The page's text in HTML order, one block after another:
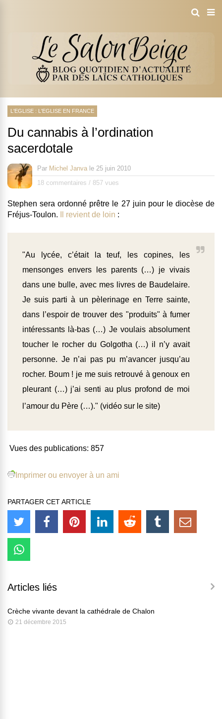
L'EGLISE : L'EGLISE EN FRANCE
Du cannabis à l’ordination
sacerdotale
Par Michel Janva le 25 juin 2010
18 commentaires / 857 vues
Stephen sera ordonné prêtre le 27 juin pour le diocèse de
Fréjus-Toulon.
Il revient de loin :
"Au lycée, c’était la teuf, les copines, les
mensonges envers les parents (…) je vivais
dans une bulle, avec mes livres de Baudelaire.
Je suis parti à un pèlerinage en Terre sainte,
dans l’espoir de trouver des "produits" à fumer
intéressants là-bas (…) Je voulais absolument
toucher le rocher du Golgotha (…) il n’y avait
personne. Je n’ai pas pu m’avancer jusqu’au
rocher. Boum ! je me suis retrouvé à genoux en
pleurant (…) j’ai senti au plus profond de moi
l’amour du Père (…)." (vidéo sur le site)
Vues des publications: 857
Imprimer ou envoyer à un ami
PARTAGER CET ARTICLE
Articles liés
Crèche vivante devant la cathédrale de Chalon
21 décembre 2015